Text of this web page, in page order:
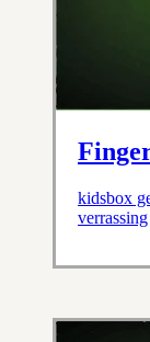
kidsbox
verrassing